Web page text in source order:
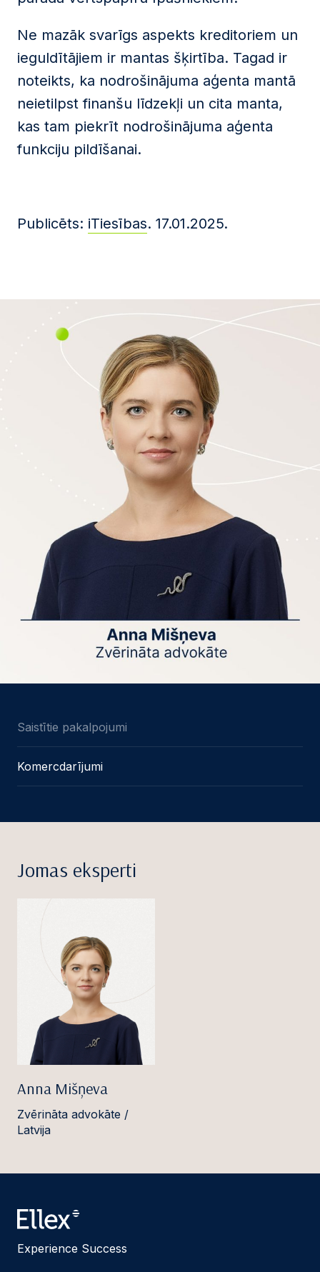
Ne mazāk svarīgs aspekts kreditoriem un
ieguldītājiem ir mantas šķirtība. Tagad ir
noteikts, ka nodrošinājuma aģenta mantā
neietilpst finanšu līdzekļi un cita manta,
kas tam piekrīt nodrošinājuma aģenta
funkciju pildīšanai.
Publicēts: iTiesības. 17.01.2025.
Saistītie pakalpojumi
Komercdarījumi
Jomas eksperti
Anna Mišņeva
Zvērināta advokāte /
Latvija
Experience Success